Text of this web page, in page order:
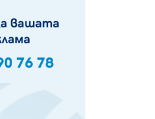
до пожарната в